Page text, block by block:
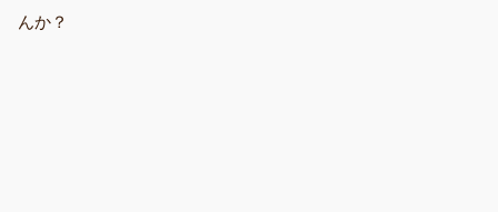
んか？